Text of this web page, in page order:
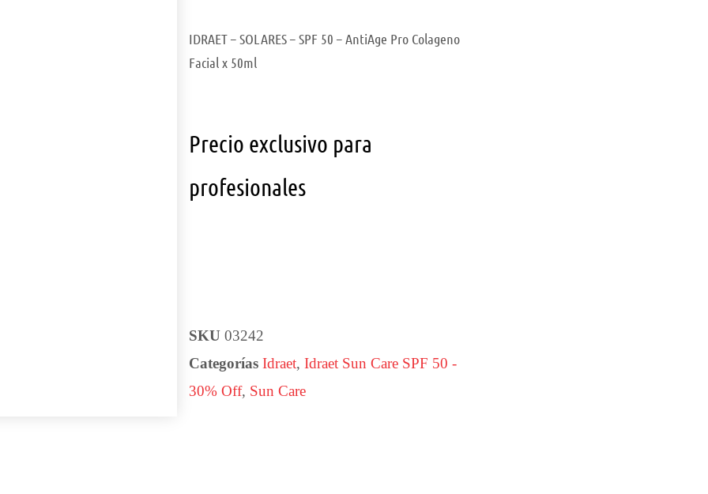
IDRAET – SOLARES – SPF 50 – AntiAge Pro Colageno
Facial x 50ml
Precio exclusivo para
profesionales
SKU 03242
Categorías Idraet, Idraet Sun Care SPF 50 -
30% Off, Sun Care